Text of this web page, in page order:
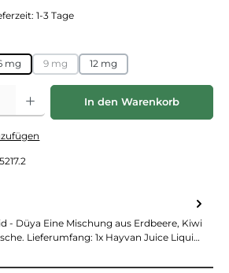
1-3 Tage
mg 9 mg
(Diese Option ist zurzeit nicht verfügbar.)
12 mg
Wert ein oder benutze die
In den Warenkorb
- Düya Eine Mischung aus Erdbeere, Kiwi
Lieferumfang: 1x Hayvan Juice Liqui…